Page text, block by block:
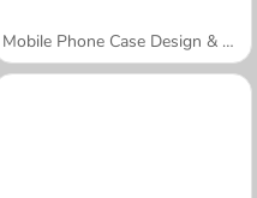
Mobile Phone Case Design & DIY